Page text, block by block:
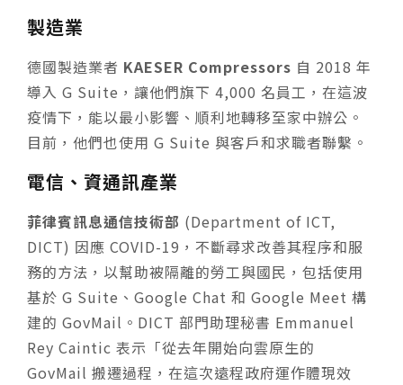
製造業
德國製造業者 KAESER Compressors 自 2018 年
導入 G Suite，讓他們旗下 4,000 名員工，在這波
疫情下，能以最小影響、順利地轉移至家中辦公。
目前，他們也使用 G Suite 與客戶和求職者聯繫。
電信、資通訊產業
菲律賓訊息通信技術部 (Department of ICT,
DICT) 因應 COVID-19，不斷尋求改善其程序和服
務的方法，以幫助被隔離的勞工與國民，包括使用
基於 G Suite、Google Chat 和 Google Meet 構
建的 GovMail。DICT 部門助理秘書 Emmanuel
Rey Caintic 表示「從去年開始向雲原生的
GovMail 搬遷過程，在這次遠程政府運作體現效